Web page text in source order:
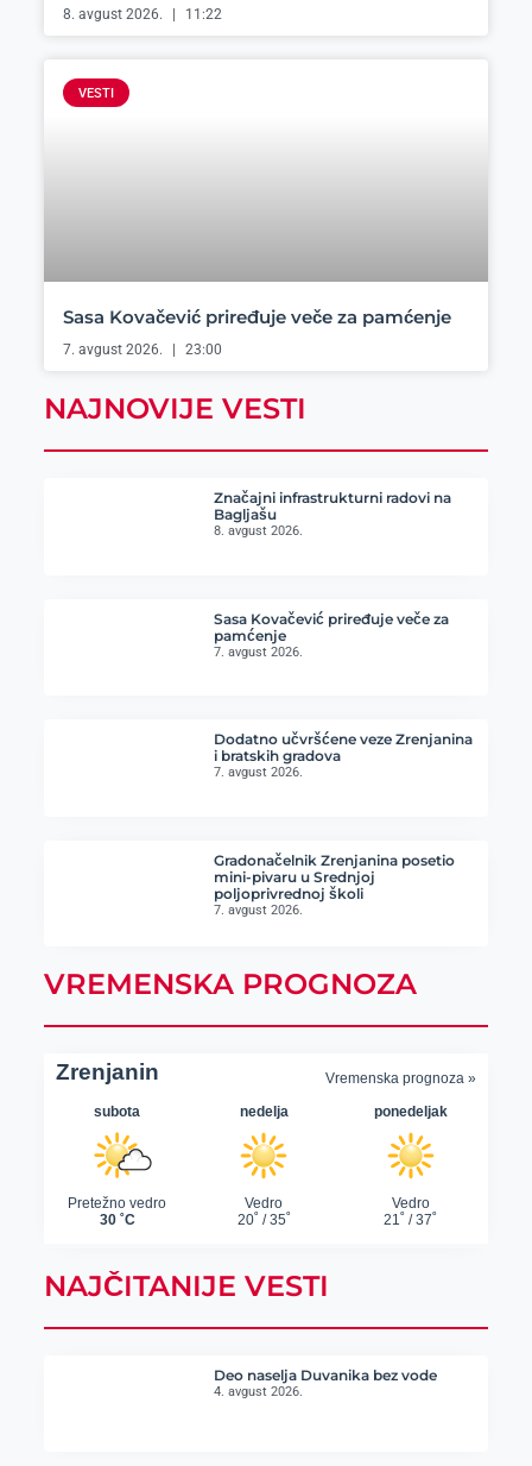
8. avgust 2026. 11:22
VESTI
Sasa Kovačević priređuje veče za pamćenje
7. avgust 2026. 23:00
NAJNOVIJE VESTI
Značajni infrastrukturni radovi na
Bagljašu
8. avgust 2026.
Sasa Kovačević priređuje veče za
pamćenje
7. avgust 2026.
Dodatno učvršćene veze Zrenjanina
i bratskih gradova
7. avgust 2026.
Gradonačelnik Zrenjanina posetio
mini-pivaru u Srednjoj
poljoprivrednoj školi
7. avgust 2026.
VREMENSKA PROGNOZA
NAJČITANIJE VESTI
Deo naselja Duvanika bez vode
4. avgust 2026.